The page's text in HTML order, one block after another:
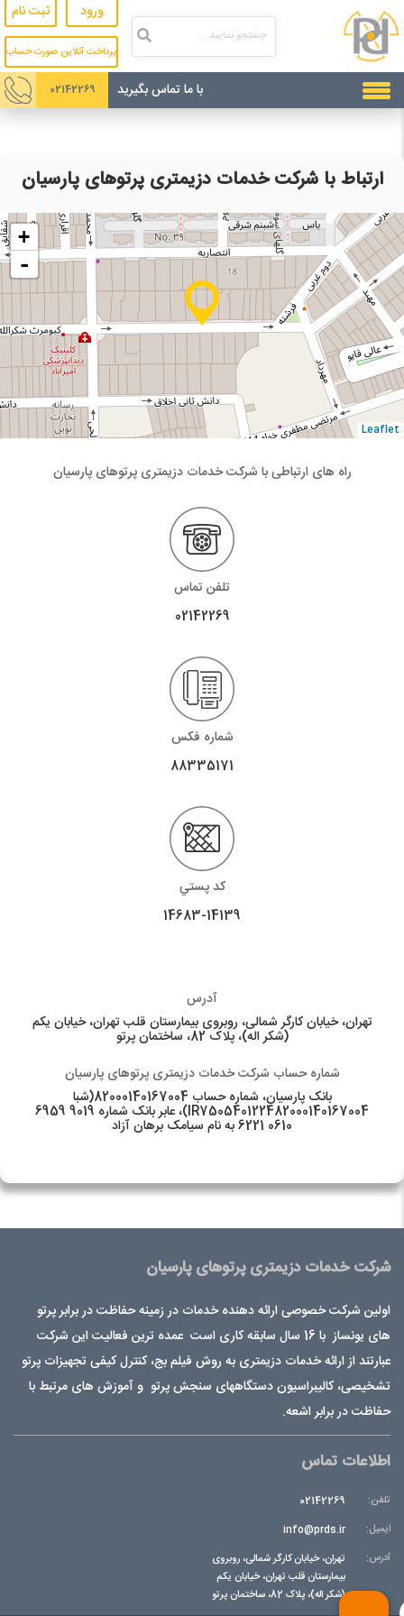
ورود ثبت نام
پرداخت آنلاین صورت حساب
با ما تماس بگیرید 02142269
ارتباط با شرکت خدمات دزیمتری پرتوهای پارسیان
+
-
Leaflet
راه های ارتباطی با شرکت خدمات دزیمتری پرتوهای پارسیان
تلفن تماس
02142269
شماره فکس
88335171
كد پستي
14683-14139
آدرس
تهران، خیابان کارگر شمالی، روبروی بیمارستان قلب تهران، خیابان یکم
(شکر اله)، پلاک 82، ساختمان پرتو
شماره حساب شرکت خدمات دزیمتری پرتوهای پارسیان
بانک پارسیان، شماره حساب 82000140167004(شبا
IR750540122482000140167004)، عابر بانک شماره 9019 6959
0610 6221 به نام سیامک برهان آزاد
شرکت خدمات دزیمتری پرتوهای پارسیان
اولین شرکت خصوصی ارائه دهنده خدمات در زمینه حفاظت در برابر پرتو
های یونساز با 16 سال سابقه کاری است عمده ترین فعالیت این شرکت
عبارتند از ارائه خدمات دزیمتری به روش فیلم بج، کنترل کیفی تجهیزات پرتو
تشخیصی، کالیبراسیون دستگاههای سنجش پرتو و آموزش های مرتبط با
حفاظت در برابر اشعه.
اطلاعات تماس
تلفن:
02142269
ایمیل:
info@prds.ir
آدرس:
تهران، خیابان کارگر شمالی، روبروی
بیمارستان قلب تهران، خیابان یکم
(شکر اله)، پلاک 82، ساختمان پرتو